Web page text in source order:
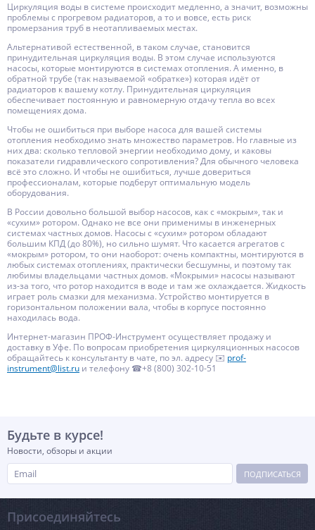
Циркуляция воды в системе происходит медленно, а значит, возможны
проблемы с прогревом радиаторов, а то и вовсе, есть риск
промерзания труб в неотапливаемых местах.
Альтернативой естественной, в таком случае, становится
принудительная циркуляция воды. В этом случае используются
насосы, которые монтируются в системах отопления. А именно, в
обратной трубе (так называемой «обратке») которая идёт от
радиаторов к вашему котлу. Принудительная циркуляция
обеспечивает постоянную и равномерную отдачу тепла во всех
помещениях дома.
Чтобы не ошибиться при выборе насоса для вашей системы
отопления необходимо знать множество параметров. Но главные из
них два: сколько тепловой энергии необходимо дому, и каковы
показатели гидравлического сопротивления? Для обычного человека
всё это сложно. И чтобы не ошибиться, лучше довериться
профессионалам, которые подберут оптимальную модель
оборудования.
В России довольно большой выбор насосов, как с «мокрым», так и
«сухим» ротором. Однако не все они применимы в инженерных
системах частных домов. Насосы с «сухим» ротором обладают
большим КПД (до 80%), но сильно шумят. Что касается агрегатов с
«мокрым» ротором, то они наоборот: очень компактны, монтируются в
любых системах отоплениях, практически бесшумны, и поэтому так
любимы владельцами частных домов. «Мокрыми» насосы называют
из-за того, что ротор находится в воде и там же охлаждается. Жидкость
играет роль смазки для механизма. Устройство монтируется в
горизонтальном положении вала, чтобы в корпусе постоянно
находилась вода.
Интернет-магазин ПРОФ-Инструмент осуществляет продажу и
доставку в Уфе. По вопросам приобретения циркуляционных насосов
обращайтесь к консультанту в чате, по эл. адресу ✉️ prof-
instrument@list.ru и телефону ☎+8 (800) 302-10-51
Будьте в курсе!
Новости, обзоры и акции
ПОДПИСАТЬСЯ
Присоединяйтесь